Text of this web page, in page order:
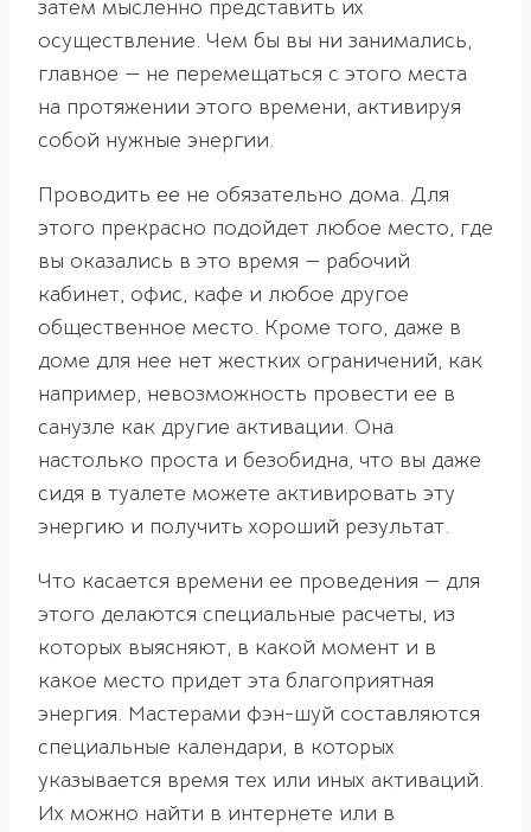
затем мысленно представить их
осуществление. Чем бы вы ни занимались,
главное — не перемещаться с этого места
на протяжении этого времени, активируя
собой нужные энергии.
Проводить ее не обязательно дома. Для
этого прекрасно подойдет любое место, где
вы оказались в это время — рабочий
кабинет, офис, кафе и любое другое
общественное место. Кроме того, даже в
доме для нее нет жестких ограничений, как
например, невозможность провести ее в
санузле как другие активации. Она
настолько проста и безобидна, что вы даже
сидя в туалете можете активировать эту
энергию и получить хороший результат.
Что касается времени ее проведения — для
этого делаются специальные расчеты, из
которых выясняют, в какой момент и в
какое место придет эта благоприятная
энергия. Мастерами фэн-шуй составляются
специальные календари, в которых
указывается время тех или иных активаций.
Их можно найти в интернете или в